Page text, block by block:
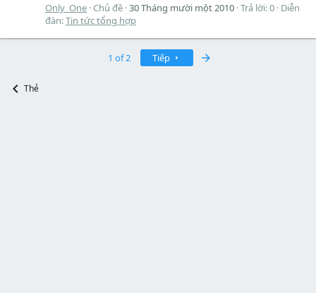
Only_One Chủ đề 30 Tháng mười một 2010 Trả lời: 0 Diễn
đàn:Tin tức tổng hợp
1 of 2 Tiếp
Thẻ